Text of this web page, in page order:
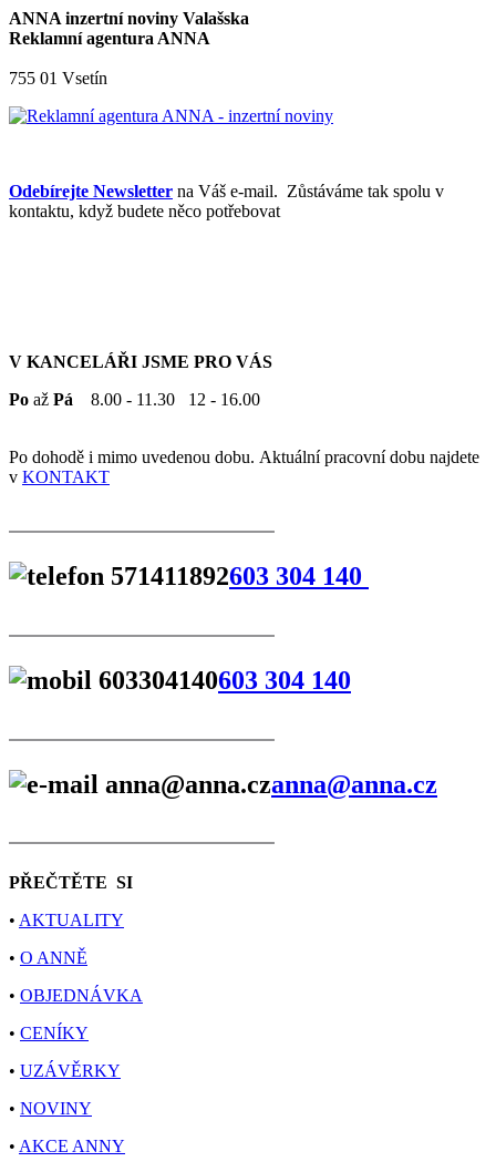
ANNA inzertní noviny Valašska
Reklamní agentura ANNA
755 01 Vsetín
Odebírejte Newsletter na Váš e-mail. Zůstáváme tak spolu v
kontaktu, když budete něco potřebovat
V KANCELÁŘI JSME PRO VÁS
Po až Pá 8.00 - 11.30 12 - 16.00
Po dohodě i mimo uvedenou dobu. Aktuální pracovní dobu najdete
v KONTAKT
603 304 140
603 304 140
anna@anna.cz
PŘEČTĚTE SI
• AKTUALITY
• O ANNĚ
• OBJEDNÁVKA
• CENÍKY
• UZÁVĚRKY
• NOVINY
• AKCE ANNY